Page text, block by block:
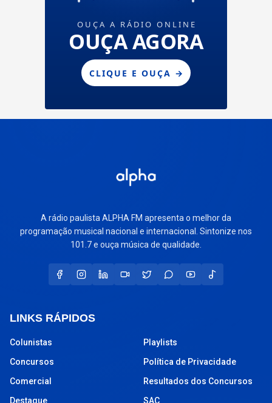
A rádio paulista ALPHA FM apresenta o melhor da
programação musical nacional e internacional. Sintonize nos
101.7 e ouça música de qualidade.
LINKS RÁPIDOS
Colunistas
Concursos
Comercial
Destaque
Playlists
Política de Privacidade
Resultados dos Concursos
SAC